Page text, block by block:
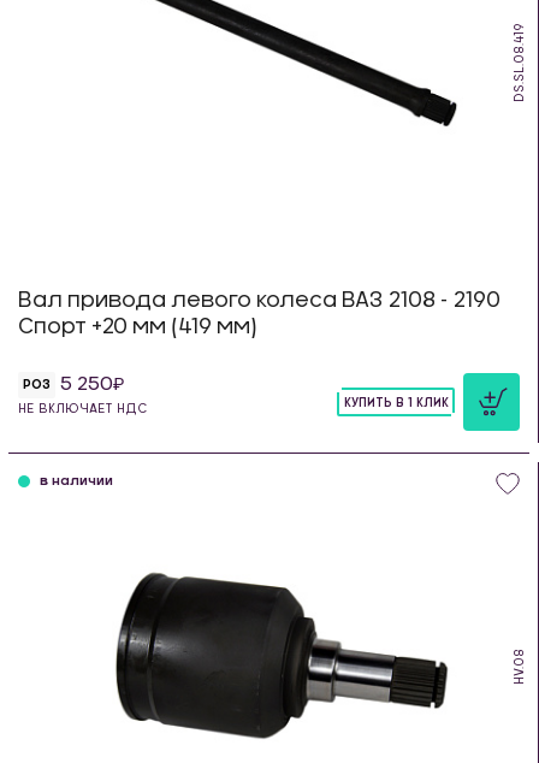
DS.SL.08.419
Вал привода левого колеса ВАЗ 2108 - 2190
Спорт +20 мм (419 мм)
РОЗ 5 250
НЕ ВКЛЮЧАЕТ НДС
КУПИТЬ В 1 КЛИК
HV.08
в наличии